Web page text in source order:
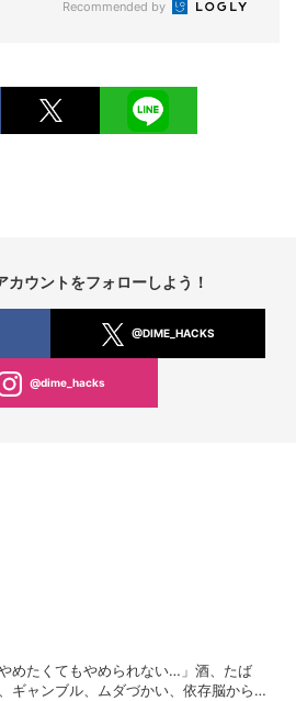
Recommended by
カウントをフォローしよう！
@DIME_HACKS
@dime_hacks
やめたくてもやめられない…」酒、たば
ギャンブル、ムダづかい、依存脳から脱